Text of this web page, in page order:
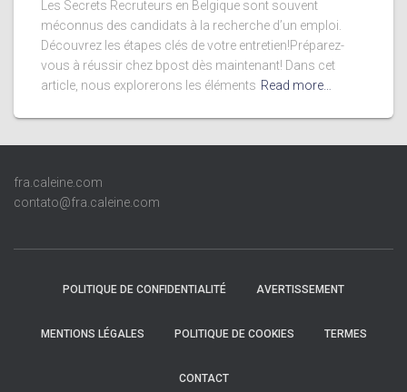
Les Secrets Recruteurs en Belgique sont souvent
méconnus des candidats à la recherche d’un emploi.
Découvrez les étapes clés de votre entretien!Préparez-
vous à réussir chez bpost dès maintenant! Dans cet
article, nous explorerons les éléments Read more…
fra.caleine.com
contato@fra.caleine.com
POLITIQUE DE CONFIDENTIALITÉ AVERTISSEMENT
MENTIONS LÉGALES POLITIQUE DE COOKIES TERMES
CONTACT